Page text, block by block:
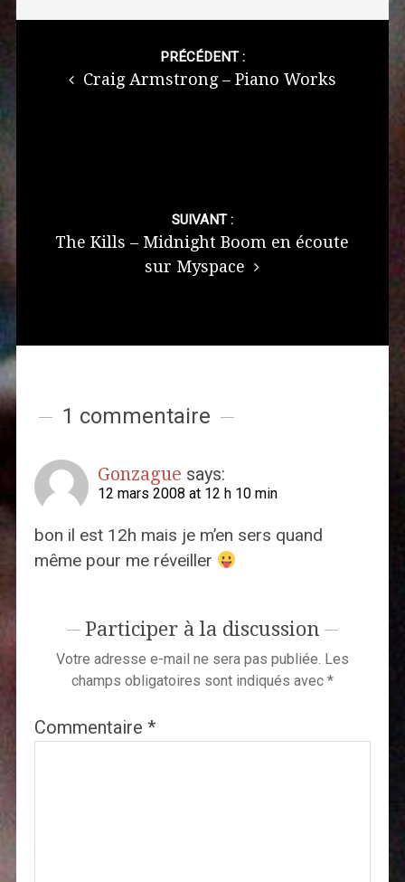
PRÉCÉDENT :
Craig Armstrong – Piano Works
SUIVANT :
The Kills – Midnight Boom en écoute
sur Myspace
1 commentaire
Gonzague says:
12 mars 2008 at 12 h 10 min
bon il est 12h mais je m’en sers quand
même pour me réveiller
Participer à la discussion
Votre adresse e-mail ne sera pas publiée. Les
champs obligatoires sont indiqués avec *
Commentaire *